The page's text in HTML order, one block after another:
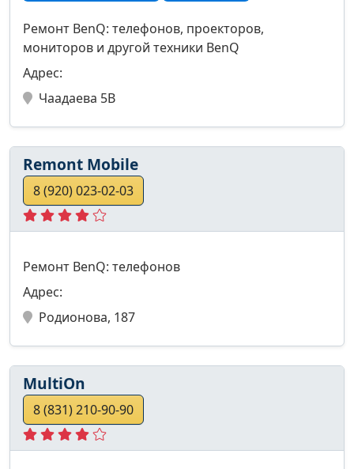
Ремонт BenQ: телефонов, проекторов,
мониторов и другой техники BenQ
Адрес:
Чаадаева 5В
Remont Mobile
8 (920) 023-02-03
Ремонт BenQ: телефонов
Адрес:
Родионова, 187
MultiOn
8 (831) 210-90-90